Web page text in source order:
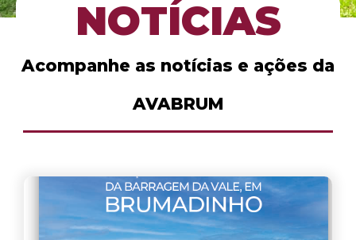
NOTÍCIAS
Acompanhe as notícias e ações da
AVABRUM